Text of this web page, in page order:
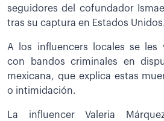
seguidores del cofundador
tras su captura en Estados Unidos.
A los influencers locales se les
con bandos criminales en
mexicana, que explica estas
o intimidación.
La influencer Valeria